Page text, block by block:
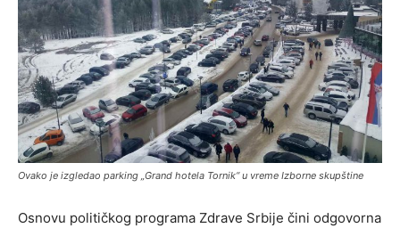
Ovako je izgledao parking „Grand hotela Tornik“ u vreme Izborne skupštine
Osnovu političkog programa Zdrave Srbije čini odgovorna